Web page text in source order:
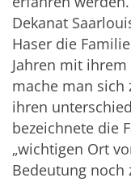
Dekanat
Haser die
Jahren mit
mache man sich
ihren
bezeichnete die
„wichtigen Ort
Bedeutung noch